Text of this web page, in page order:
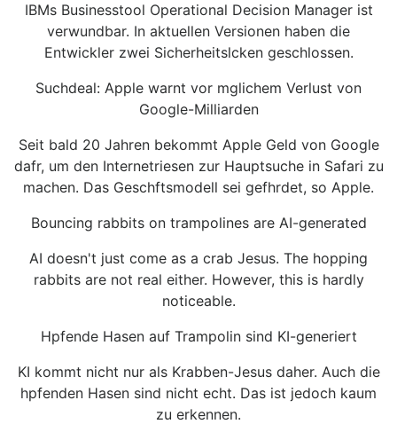
IBMs Businesstool Operational Decision Manager ist
verwundbar. In aktuellen Versionen haben die
Entwickler zwei Sicherheitslcken geschlossen.
Suchdeal: Apple warnt vor mglichem Verlust von
Google-Milliarden
Seit bald 20 Jahren bekommt Apple Geld von Google
dafr, um den Internetriesen zur Hauptsuche in Safari zu
machen. Das Geschftsmodell sei gefhrdet, so Apple.
Bouncing rabbits on trampolines are AI-generated
AI doesn't just come as a crab Jesus. The hopping
rabbits are not real either. However, this is hardly
noticeable.
Hpfende Hasen auf Trampolin sind KI-generiert
KI kommt nicht nur als Krabben-Jesus daher. Auch die
hpfenden Hasen sind nicht echt. Das ist jedoch kaum
zu erkennen.